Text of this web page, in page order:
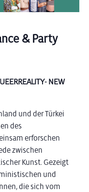
& Party
NEW
und der Türkei
des
erforschen
zwischen
Kunst. Gezeigt
und
die sich vom